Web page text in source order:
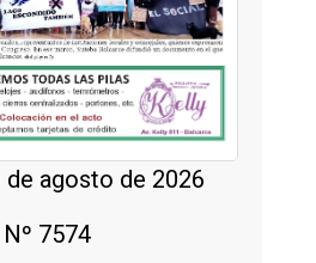
de agosto de 2026
Nº 7574